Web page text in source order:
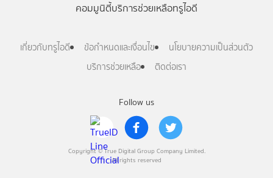
Follow us
Copyright © True Digital Group Company Limited.
All rights reserved
คอมมูนิตี้บริการช่วยเหลือทรูไอดี
เกี่ยวกับทรูไอดี ข้อกำหนดและเงื่อนไข
นโยบายความเป็นส่วนตัว
บริการช่วยเหลือ
ติดต่อเรา